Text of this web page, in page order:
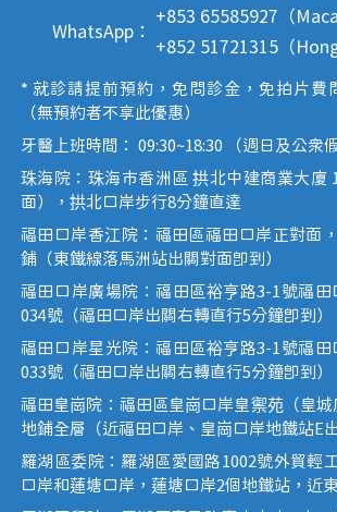
WhatsApp：
+853 65585927（
+852 51721315（
* 就診請提前預約，免問診金，免拍片費
（無預約者不享此優惠）
牙醫上班時間： 09:30~18:30 （週日及公眾
珠海院：珠海市香洲區 拱北中建商業大廈
面），拱北口岸步行8分鐘直達
福田口岸香江院：福田區福田口岸正對面
鋪（東鐵線落馬洲站出關對面即到）
福田口岸廣場院：福田區裕亨路3-1號福
034號（福田口岸出關右轉直行5分鐘即到）
福田口岸星光院：福田區裕亨路3-1號福
033號（福田口岸出關右轉直行5分鐘即到）
福田皇崗院：福田區皇崗口岸皇禦苑（皇
地鋪全層（近福田口岸、皇崗口岸地鐵站E出
羅湖區委院：羅湖區愛國路1002號外貿輕
口岸和蓮塘口岸，蓮塘口岸2個地鐵站，近東